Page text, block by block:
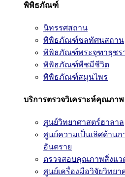
พิพิธภัณฑ์
นิทรรศสถาน
พิพิธภัณฑ์ชลทัศนสถาน
พิพิธภัณฑ์พระจุฑาธุชร
พิพิธภัณฑ์พืชมีชีวิต
พิพิธภัณฑ์สมุนไพร
บริการตรวจวิเคราะห์คุณภาพ
ศูนย์วิทยาศาสตร์ฮาลาล
ศูนย์ความเป็นเลิศด้านก
อันตราย
ตรวจสอบคุณภาพสิ่งแว
ศูนย์เครื่องมือวิจัยวิทยา